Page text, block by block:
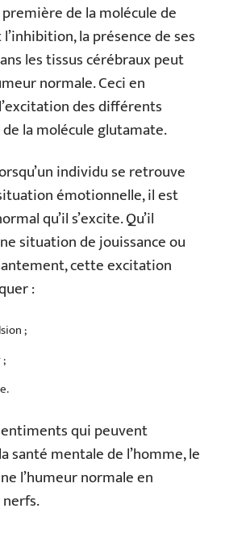
de la molécule de
la présence de ses
les tissus cérébraux peut
normale. Ceci en
des différents
la molécule glutamate.
individu se retrouve
émotionnelle, il est
qu’il s’excite. Qu’il
situation de jouissance ou
cette excitation
:
;
;
qui peuvent
santé mentale de l’homme, le
l’humeur normale en